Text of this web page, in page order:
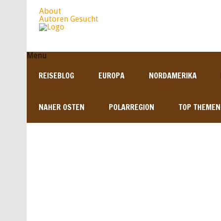
About
Autoren Gesucht
Menu
REISEBLOG EUROPA NORDAMERIKA
NAHER OSTEN POLARREGION TOP THEMEN